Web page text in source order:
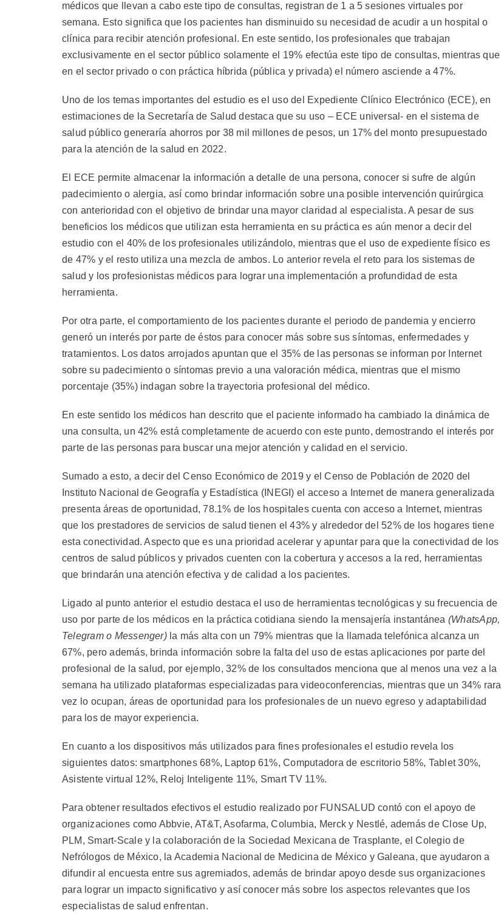
médicos que llevan a cabo este tipo de consultas, registran de 1 a 5 sesiones virtuales por
semana. Esto significa que los pacientes han disminuido su necesidad de acudir a un hospital o
clínica para recibir atención profesional. En este sentido, los profesionales que trabajan
exclusivamente en el sector público solamente el 19% efectúa este tipo de consultas, mientras que
en el sector privado o con práctica híbrida (pública y privada) el número asciende a 47%.
Uno de los temas importantes del estudio es el uso del Expediente Clínico Electrónico (ECE), en
estimaciones de la Secretaría de Salud destaca que su uso – ECE universal- en el sistema de
salud público generaría ahorros por 38 mil millones de pesos, un 17% del monto presupuestado
para la atención de la salud en 2022.
El ECE permite almacenar la información a detalle de una persona, conocer si sufre de algún
padecimiento o alergia, así como brindar información sobre una posible intervención quirúrgica
con anterioridad con el objetivo de brindar una mayor claridad al especialista. A pesar de sus
beneficios los médicos que utilizan esta herramienta en su práctica es aún menor a decir del
estudio con el 40% de los profesionales utilizándolo, mientras que el uso de expediente físico es
de 47% y el resto utiliza una mezcla de ambos. Lo anterior revela el reto para los sistemas de
salud y los profesionistas médicos para lograr una implementación a profundidad de esta
herramienta.
Por otra parte, el comportamiento de los pacientes durante el periodo de pandemia y encierro
generó un interés por parte de éstos para conocer más sobre sus síntomas, enfermedades y
tratamientos. Los datos arrojados apuntan que el 35% de las personas se informan por Internet
sobre su padecimiento o síntomas previo a una valoración médica, mientras que el mismo
porcentaje (35%) indagan sobre la trayectoria profesional del médico.
En este sentido los médicos han descrito que el paciente informado ha cambiado la dinámica de
una consulta, un 42% está completamente de acuerdo con este punto, demostrando el interés por
parte de las personas para buscar una mejor atención y calidad en el servicio.
Sumado a esto, a decir del Censo Económico de 2019 y el Censo de Población de 2020 del
Instituto Nacional de Geografía y Estadística (INEGI) el acceso a Internet de manera generalizada
presenta áreas de oportunidad, 78.1% de los hospitales cuenta con acceso a Internet, mientras
que los prestadores de servicios de salud tienen el 43% y alrededor del 52% de los hogares tiene
esta conectividad. Aspecto que es una prioridad acelerar y apuntar para que la conectividad de los
centros de salud públicos y privados cuenten con la cobertura y accesos a la red, herramientas
que brindarán una atención efectiva y de calidad a los pacientes.
Ligado al punto anterior el estudio destaca el uso de herramientas tecnológicas y su frecuencia de
uso por parte de los médicos en la práctica cotidiana siendo la mensajería instantánea (WhatsApp,
Telegram o Messenger) la más alta con un 79% mientras que la llamada telefónica alcanza un
67%, pero además, brinda información sobre la falta del uso de estas aplicaciones por parte del
profesional de la salud, por ejemplo, 32% de los consultados menciona que al menos una vez a la
semana ha utilizado plataformas especializadas para videoconferencias, mientras que un 34% rara
vez lo ocupan, áreas de oportunidad para los profesionales de un nuevo egreso y adaptabilidad
para los de mayor experiencia.
En cuanto a los dispositivos más utilizados para fines profesionales el estudio revela los
siguientes datos: smartphones 68%, Laptop 61%, Computadora de escritorio 58%, Tablet 30%,
Asistente virtual 12%, Reloj Inteligente 11%, Smart TV 11%.
Para obtener resultados efectivos el estudio realizado por FUNSALUD contó con el apoyo de
organizaciones como Abbvie, AT&T, Asofarma, Columbia, Merck y Nestlé, además de Close Up,
PLM, Smart-Scale y la colaboración de la Sociedad Mexicana de Trasplante, el Colegio de
Nefrólogos de México, la Academia Nacional de Medicina de México y Galeana, que ayudaron a
difundir al encuesta entre sus agremiados, además de brindar apoyo desde sus organizaciones
para lograr un impacto significativo y así conocer más sobre los aspectos relevantes que los
especialistas de salud enfrentan.